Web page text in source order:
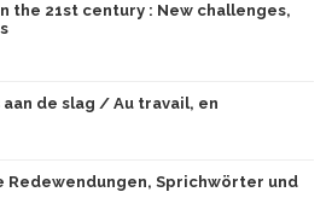
the 21st century : New challenges,
de slag / Au travail, en
Redewendungen, Sprichwörter und